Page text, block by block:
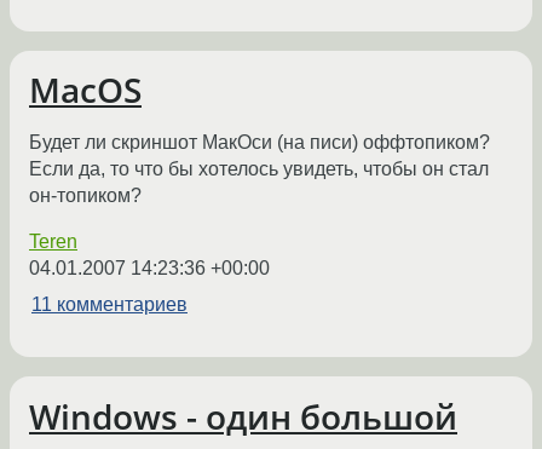
MacOS
Будет ли скриншот МакОси (на писи) оффтопиком?
Если да, то что бы хотелось увидеть, чтобы он стал
он-топиком?
Teren
04.01.2007 14:23:36 +00:00
11 комментариев
Windows - один большой